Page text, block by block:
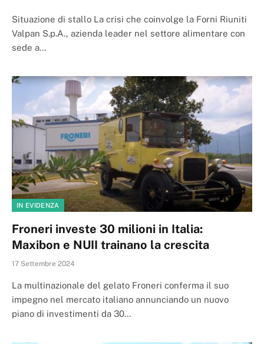
Situazione di stallo La crisi che coinvolge la Forni Riuniti
Valpan S.p.A., azienda leader nel settore alimentare con
sede a…
IN EVIDENZA
Froneri investe 30 milioni in Italia:
Maxibon e NUII trainano la crescita
17 Settembre 2024
La multinazionale del gelato Froneri conferma il suo
impegno nel mercato italiano annunciando un nuovo
piano di investimenti da 30…